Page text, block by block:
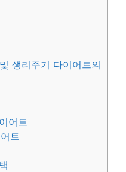
생리주기 다이어트의
어트
트